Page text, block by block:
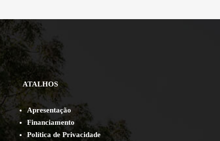
ATALHOS
Apresentação
Financiamento
Política de Privacidade